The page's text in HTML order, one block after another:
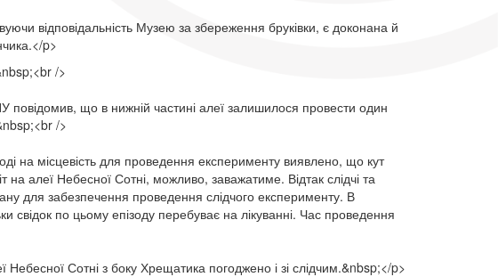
відповідальність Музею за збереження бруківки, є доконана й
p>
/>
повідомив, що в нижній частині алеї залишилося провести один
/>
на місцевість для проведення експерименту виявлено, що кут
алеї Небесної Сотні, можливо, заважатиме. Відтак слідчі та
для забезпечення проведення слідчого експерименту. В
свідок по цьому епізоду перебуває на лікуванні. Час проведення
Сотні з боку Хрещатика погоджено і зі слідчим.&nbsp;</p>